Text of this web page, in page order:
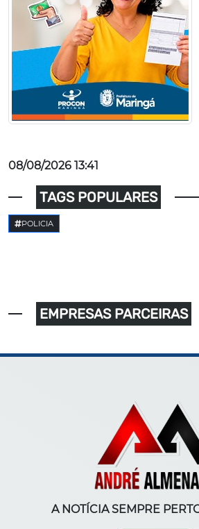
08/08/2026 13:41
TAGS POPULARES
POLICIA
EMPRESAS PARCEIRAS
A NOTÍCIA SEMPRE